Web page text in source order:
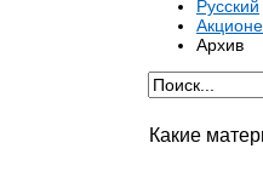
Русский
Архив
Какие